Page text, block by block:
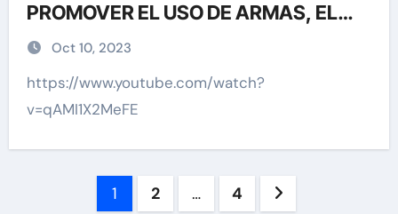
PROMOVER EL USO DE ARMAS, EL
ODIO Y LA VIOLENCIA
Oct 10, 2023
https://www.youtube.com/watch?
v=qAMI1X2MeFE
Paginación
1 2 … 4